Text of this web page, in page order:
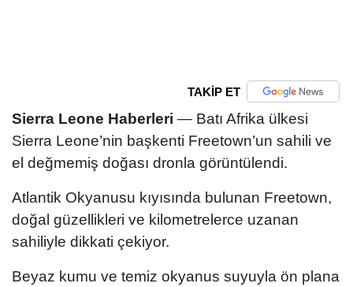
TAKİP ET
Sierra Leone Haberleri — Batı Afrika ülkesi
Sierra Leone’nin başkenti Freetown’un sahili ve
el değmemiş doğası dronla görüntülendi.
Atlantik Okyanusu kıyısında bulunan Freetown,
doğal güzellikleri ve kilometrelerce uzanan
sahiliyle dikkati çekiyor.
Beyaz kumu ve temiz okyanus suyuyla ön plana